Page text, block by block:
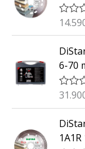
É
é
k
e
l
s
:
/
5
6-70
É
é
k
e